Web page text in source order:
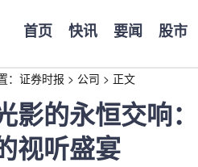
首页 快讯 要闻 股市
证券时报 > 公司 > 正文
影的永恒交响
视听盛宴